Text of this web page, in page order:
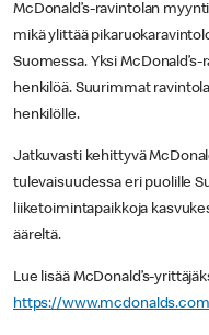
McDonald’s-ravintolan
mikä ylittää
Suomessa. Yksi
henkilöä. Suurimmat
henkilölle.
Jatkuvasti kehittyvä
tulevaisuudessa eri puolille
liiketoimintapaikkoja
ääreltä.
Lue lisää McDonald’s-
https://